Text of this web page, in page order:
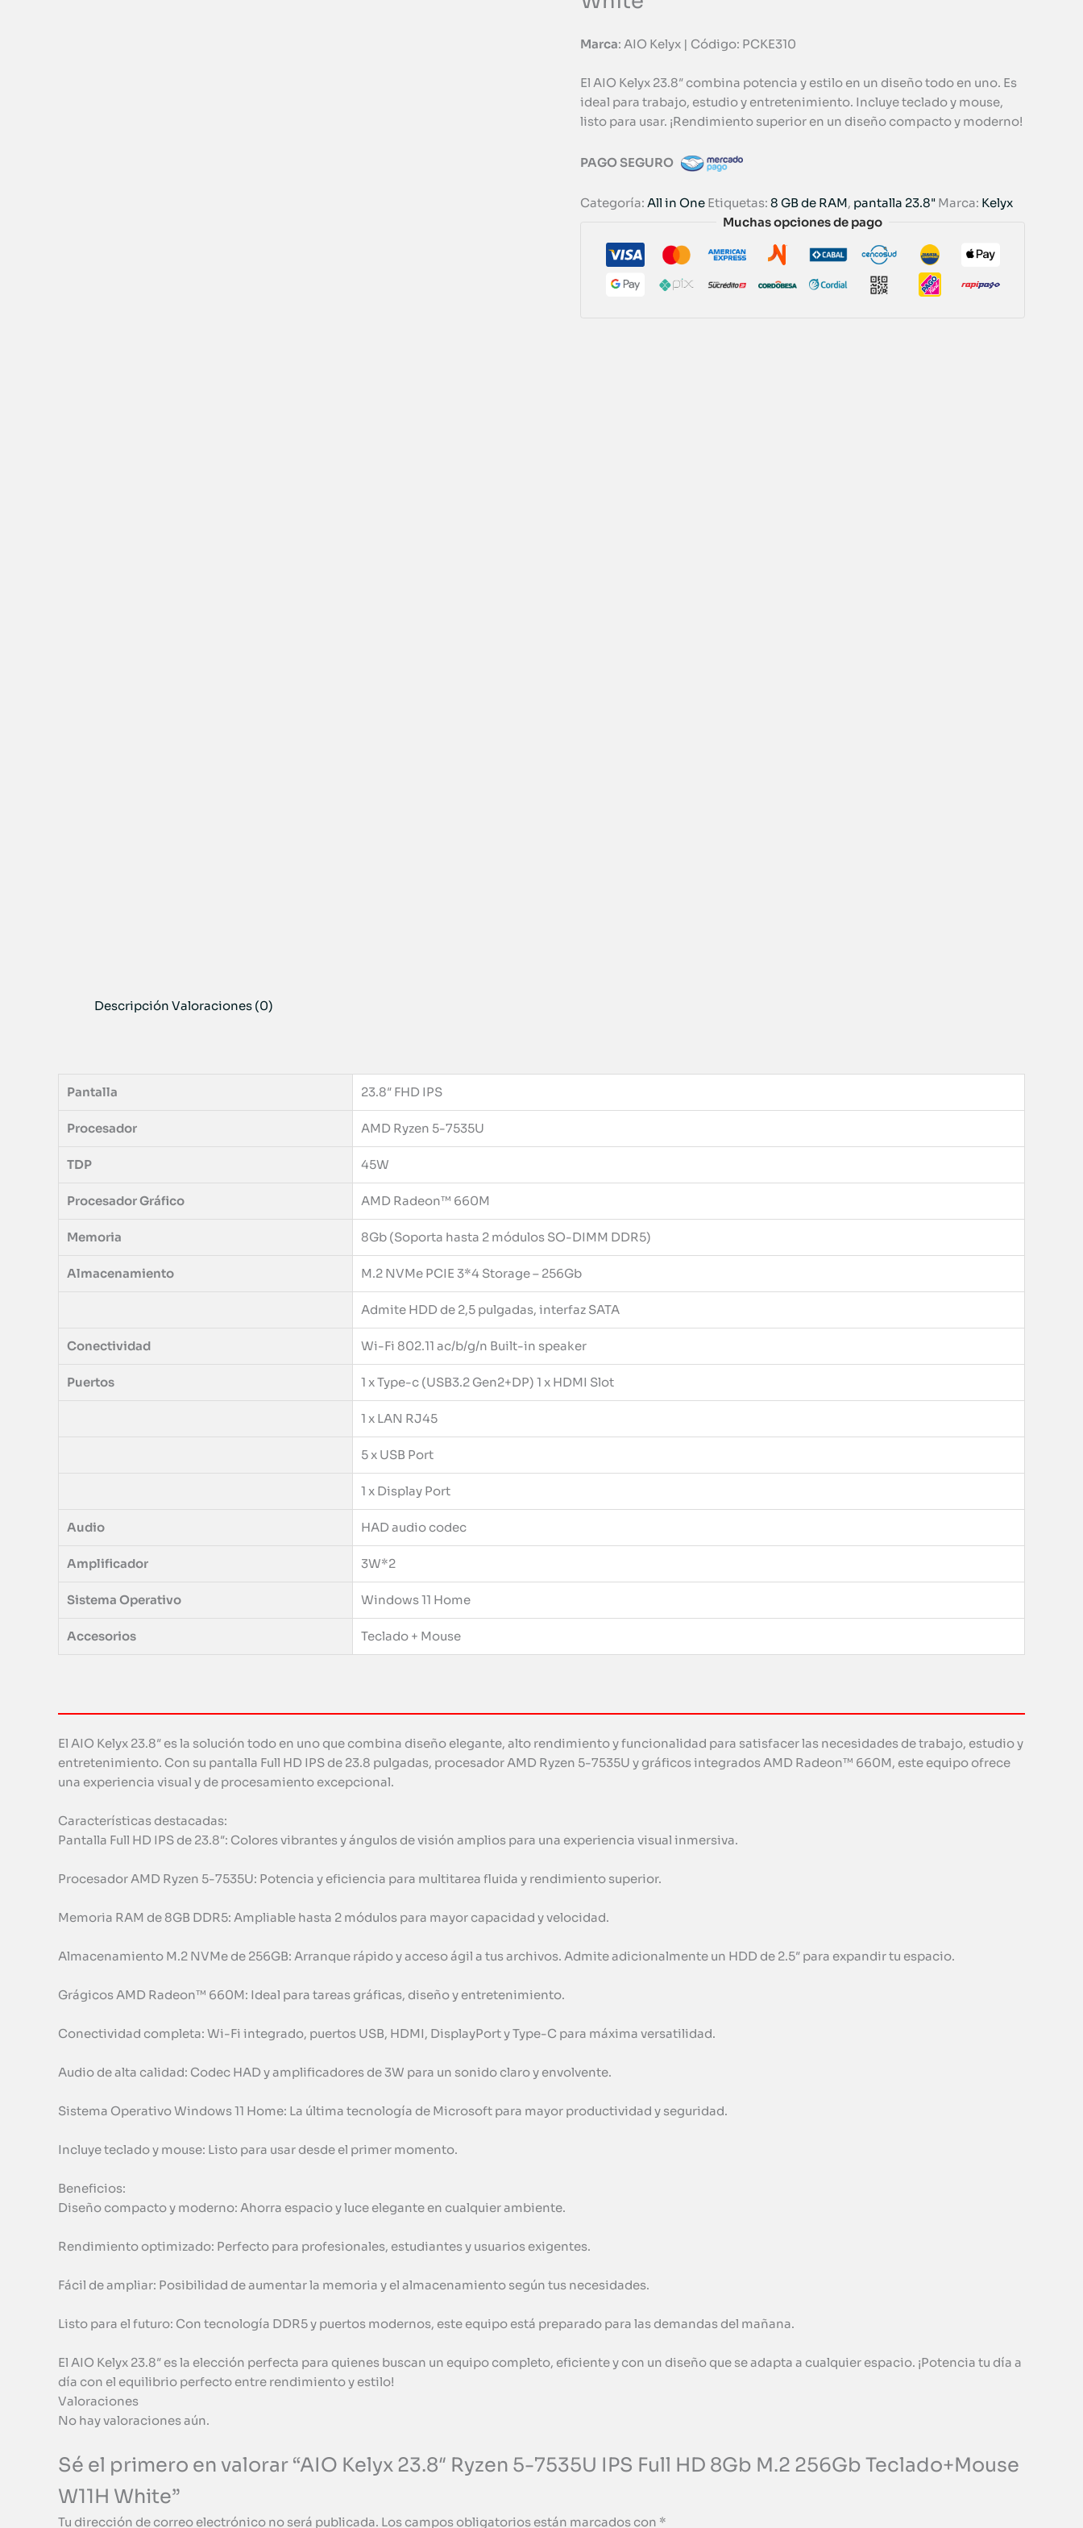
Marca: AIO Kelyx | Código: PCKE310
El AIO Kelyx 23.8″ combina potencia y estilo en un diseño todo en uno. Es
ideal para trabajo, estudio y entretenimiento. Incluye teclado y mouse,
listo para usar. ¡Rendimiento superior en un diseño compacto y moderno!
PAGO SEGURO
Categoría: All in One Etiquetas: 8 GB de RAM, pantalla 23.8" Marca: Kelyx
Muchas opciones de pago
Descripción Valoraciones (0)
Pantalla 23.8″ FHD IPS
Procesador AMD Ryzen 5-7535U
TDP 45W
Procesador Gráfico AMD Radeon™ 660M
Memoria 8Gb (Soporta hasta 2 módulos SO-DIMM DDR5)
Almacenamiento M.2 NVMe PCIE 3*4 Storage – 256Gb
Admite HDD de 2,5 pulgadas, interfaz SATA
Conectividad Wi-Fi 802.11 ac/b/g/n Built-in speaker
Puertos 1 x Type-c (USB3.2 Gen2+DP) 1 x HDMI Slot
1 x LAN RJ45
5 x USB Port
1 x Display Port
Audio HAD audio codec
Amplificador 3W*2
Sistema Operativo Windows 11 Home
Accesorios Teclado + Mouse
El AIO Kelyx 23.8″ es la solución todo en uno que combina diseño elegante, alto rendimiento y funcionalidad para satisfacer las necesidades de trabajo, estudio y
entretenimiento. Con su pantalla Full HD IPS de 23.8 pulgadas, procesador AMD Ryzen 5-7535U y gráficos integrados AMD Radeon™ 660M, este equipo ofrece
una experiencia visual y de procesamiento excepcional.
Características destacadas:
Pantalla Full HD IPS de 23.8″: Colores vibrantes y ángulos de visión amplios para una experiencia visual inmersiva.
Procesador AMD Ryzen 5-7535U: Potencia y eficiencia para multitarea fluida y rendimiento superior.
Memoria RAM de 8GB DDR5: Ampliable hasta 2 módulos para mayor capacidad y velocidad.
Almacenamiento M.2 NVMe de 256GB: Arranque rápido y acceso ágil a tus archivos. Admite adicionalmente un HDD de 2.5″ para expandir tu espacio.
Grágicos AMD Radeon™ 660M: Ideal para tareas gráficas, diseño y entretenimiento.
Conectividad completa: Wi-Fi integrado, puertos USB, HDMI, DisplayPort y Type-C para máxima versatilidad.
Audio de alta calidad: Codec HAD y amplificadores de 3W para un sonido claro y envolvente.
Sistema Operativo Windows 11 Home: La última tecnología de Microsoft para mayor productividad y seguridad.
Incluye teclado y mouse: Listo para usar desde el primer momento.
Beneficios:
Diseño compacto y moderno: Ahorra espacio y luce elegante en cualquier ambiente.
Rendimiento optimizado: Perfecto para profesionales, estudiantes y usuarios exigentes.
Fácil de ampliar: Posibilidad de aumentar la memoria y el almacenamiento según tus necesidades.
Listo para el futuro: Con tecnología DDR5 y puertos modernos, este equipo está preparado para las demandas del mañana.
El AIO Kelyx 23.8″ es la elección perfecta para quienes buscan un equipo completo, eficiente y con un diseño que se adapta a cualquier espacio. ¡Potencia tu día a
día con el equilibrio perfecto entre rendimiento y estilo!
Valoraciones
No hay valoraciones aún.
Sé el primero en valorar “AIO Kelyx 23.8″ Ryzen 5-7535U IPS Full HD 8Gb M.2 256Gb Teclado+Mouse
W11H White”
Tu dirección de correo electrónico no será publicada. Los campos obligatorios están marcados con *